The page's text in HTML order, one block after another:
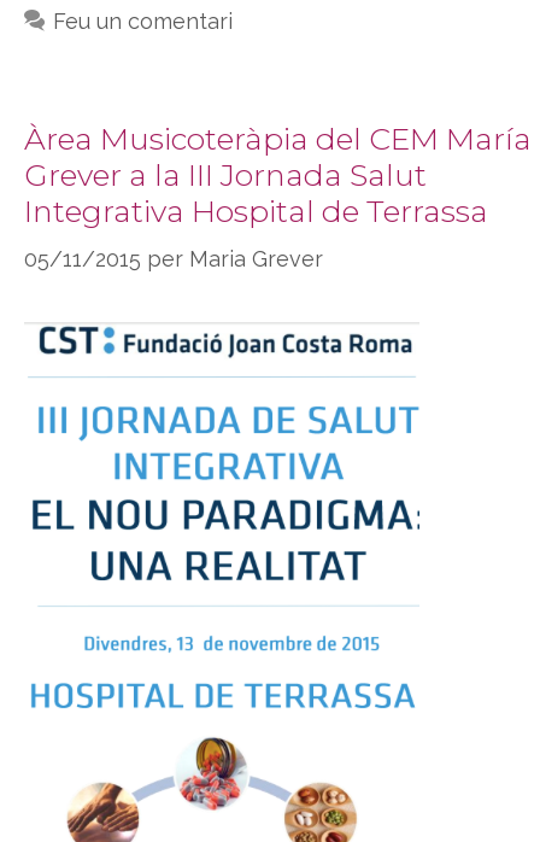
Feu un comentari
Àrea Musicoteràpia del CEM María
Grever a la III Jornada Salut
Integrativa Hospital de Terrassa
05/11/2015 per Maria Grever